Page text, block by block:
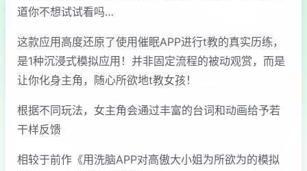
道你不想试试看吗…
这款应用高度还原了使用催眠APP进行t教的真实历练，
是1种沉浸式模拟应用！并非固定流程的被动观赏，而是
让你化身主角，随心所欲地t教女孩！
根据不同玩法，女主角会通过丰富的台词和动画给予若
干样反馈
相较于前作《用洗脑APP对高傲大小姐为所欲为的模拟